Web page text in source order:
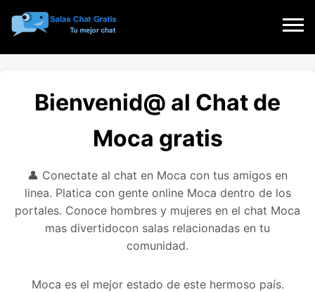
Bienvenid@ al Chat de
Moca gratis
👤 Conectate al chat en Moca con tus amigos en
linea. Platica con gente online Moca dentro de los
portales. Conoce hombres y mujeres en el chat Moca
mas divertidocon salas relacionadas en tu
comunidad.
Moca es el mejor estado de este hermoso país.